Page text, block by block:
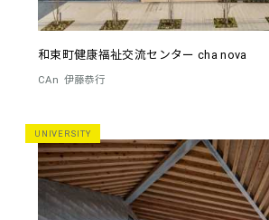
和束町健康福祉交流センター cha nova
CAn 伊藤恭行
UNIVERSITY